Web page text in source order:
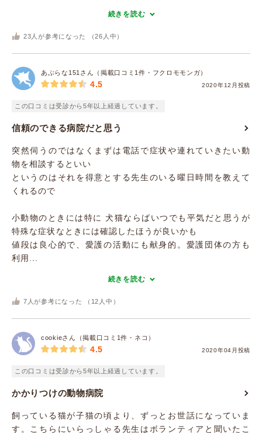
続きを読む
23 人が参考になった （26 人中）
あぶらな151さん（掲載口コミ1件・フクロモモンガ）
2020年12月投稿
4.5
この口コミは受診から5年以上経過しています。
信頼のできる病院だと思う
突然伺うのではなくまずは電話で症状や連れていきたい動
物を相談するといい
というのはそれを得意とする先生のいる曜日時間を教えて
くれるので
小動物のときには特に 犬猫ならばいつでも平気だと思うが
特殊な症状なときには確認したほうが良いかも
値段は良心的で、愛護の活動にも献身的。愛護団体の方も
利用...
続きを読む
7 人が参考になった （ 12 人中）
cookieさん（掲載口コミ1件・ネコ）
2020年04月投稿
4.5
この口コミは受診から5年以上経過しています。
かかりつけの動物病院
飼っている猫が子猫の頃より、ずっとお世話になっていま
す。こちらにいらっしゃる先生はボランティアと聞いたこ